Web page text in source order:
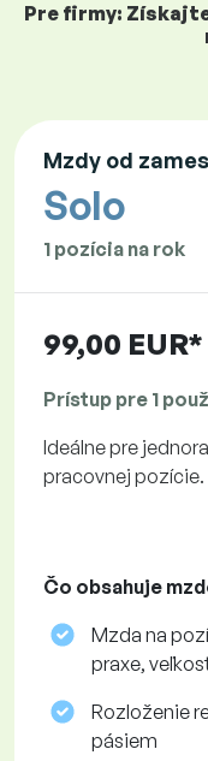
Pre firmy:
Mzdy od
Solo
1 pozícia na rok
99,00 EUR*
Prístup pre 1
Ideálne pre
pracovnej pozície.
Čo obsahuje
Mzda na
praxe,
Rozloženie
pásiem